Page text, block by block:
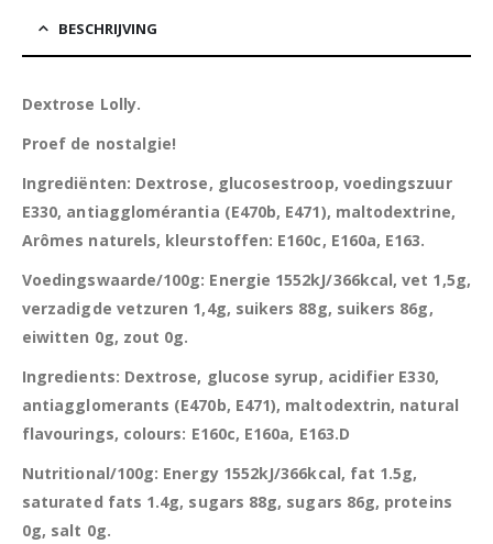
BESCHRIJVING
Dextrose Lolly.
Proef de nostalgie!
Ingrediënten: Dextrose, glucosestroop, voedingszuur
E330, antiagglomérantia (E470b, E471), maltodextrine,
Arômes naturels, kleurstoffen: E160c, E160a, E163.
Voedingswaarde/100g: Energie 1552kJ/366kcal, vet 1,5g,
verzadigde vetzuren 1,4g, suikers 88g, suikers 86g,
eiwitten 0g, zout 0g.
Ingredients: Dextrose, glucose syrup, acidifier E330,
antiagglomerants (E470b, E471), maltodextrin, natural
flavourings, colours: E160c, E160a, E163.D
Nutritional/100g: Energy 1552kJ/366kcal, fat 1.5g,
saturated fats 1.4g, sugars 88g, sugars 86g, proteins
0g, salt 0g.